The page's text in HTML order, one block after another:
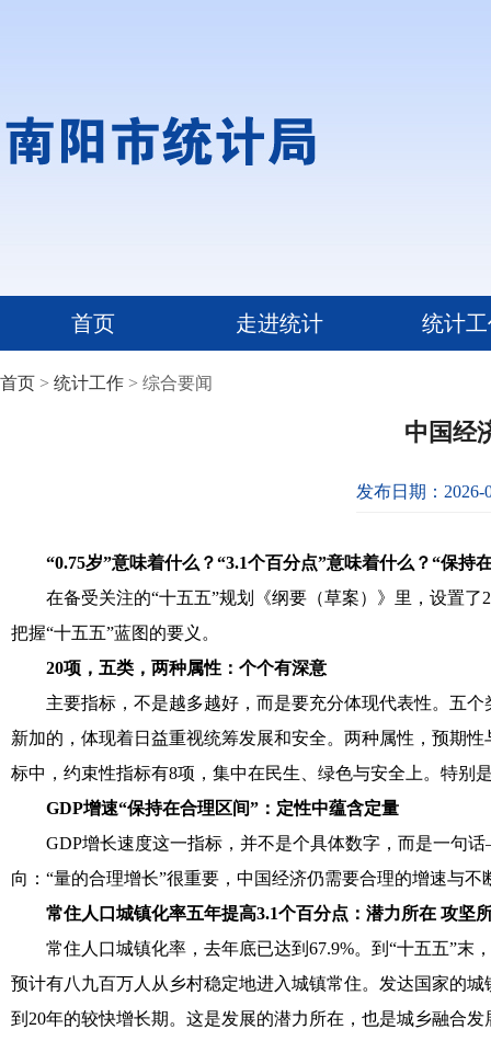
首页 走进统计 统计
首页 > 统计工作 > 综合要闻
中国经
发布日期：2026-
“0.75岁”意味着什么？“3.1个百分点”意味着什么？“保持
在备受关注的“十五五”规划《纲要（草案）》里，设置
把握“十五五”蓝图的要义。
20项，五类，两种属性：个个有深意
主要指标，不是越多越好，而是要充分体现代表性。五个
新加的，体现着日益重视统筹发展和安全。两种属性，预期
标中，约束性指标有8项，集中在民生、绿色与安全上。特别
GDP增速“保持在合理区间”：定性中蕴含定量
GDP增长速度这一指标，并不是个具体数字，而是一句
向：“量的合理增长”很重要，中国经济仍需要合理的增速与
常住人口城镇化率五年提高3.1个百分点：潜力所在 攻坚
常住人口城镇化率，去年底已达到67.9%。到“十五五”末
预计有八九百万人从乡村稳定地进入城镇常住。发达国家的
到20年的较快增长期。这是发展的潜力所在，也是城乡融合发